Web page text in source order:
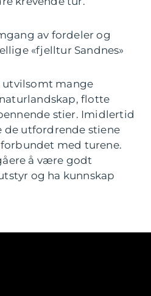
av fordeler og
«fjelltur Sandnes»
utvilsomt mange
flotte
stier. Imidlertid
de utfordrende stiene
med turene.
å være godt
og ha kunnskap